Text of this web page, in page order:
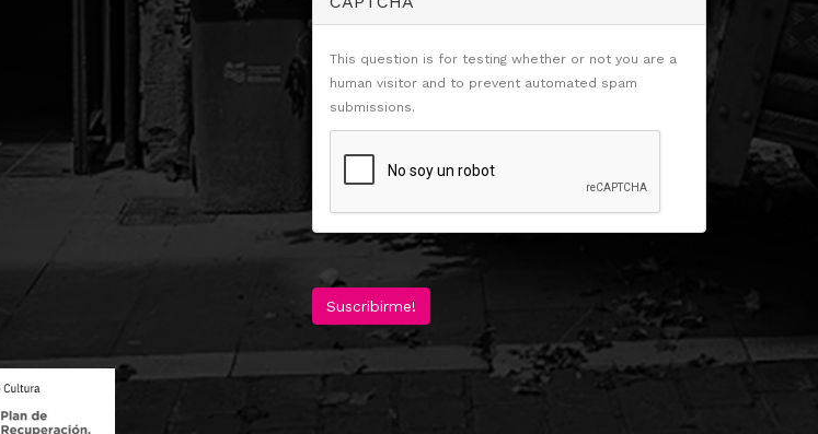
This question is for testing whether or not you are a
human visitor and to prevent automated spam
submissions.
Suscribirme!